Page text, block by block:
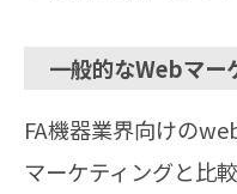
一般的なWebマー
FA機器業界向けの
マーケティングと比